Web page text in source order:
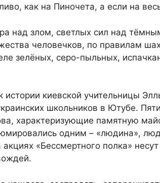
как на Пиночета, а если на
над злом, светлых сил над
человечков, по правилам
зелёных, серо-пыльных,
истории киевской учительницы
школьников в Ютубе.
характеризующие памятную
одним – «людина»,
акциях «Бессмертного полка»